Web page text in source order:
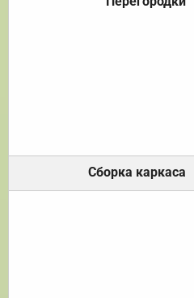
Сборка каркаса